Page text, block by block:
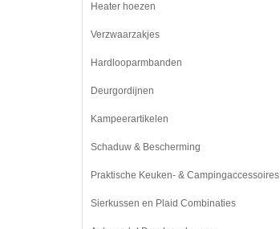
Heater hoezen
Verzwaarzakjes
Hardlooparmbanden
Deurgordijnen
Kampeerartikelen
Schaduw & Bescherming
Praktische Keuken- & Campingaccessoires
Sierkussen en Plaid Combinaties